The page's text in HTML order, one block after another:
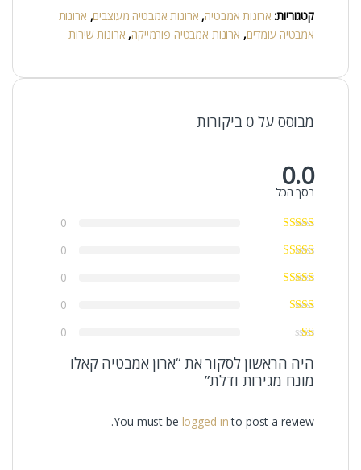
קטגוריות: ארונות אמבטיה, ארונות אמבטיה מעוצבים, ארונות
אמבטיה עומדים, ארונות אמבטיה פורמייקה, ארונות שירות
מבוסס על 0 ביקורות
0.0
בסך הכל
0
0
0
0
0
היה הראשון לסקור את “ארון אמבטיה קאלו
מונח מגירות ודלת”
You must be logged into post a review.